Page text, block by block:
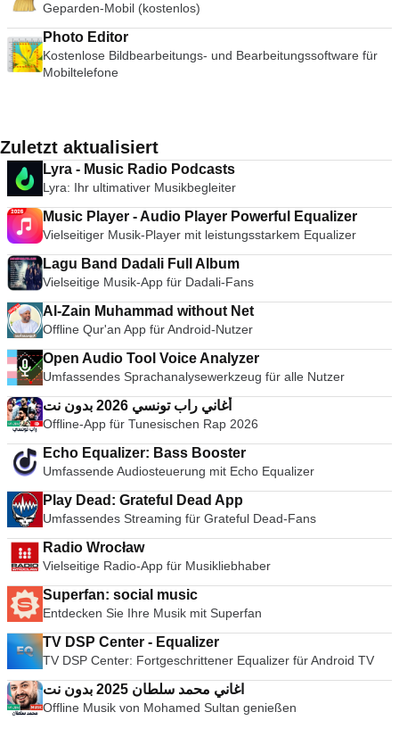
Geparden-Mobil (kostenlos)
Photo Editor
Kostenlose Bildbearbeitungs- und Bearbeitungssoftware für
Mobiltelefone
Zuletzt aktualisiert
Lyra - Music Radio Podcasts
Lyra: Ihr ultimativer Musikbegleiter
Music Player - Audio Player Powerful Equalizer
Vielseitiger Musik-Player mit leistungsstarkem Equalizer
Lagu Band Dadali Full Album
Vielseitige Musik-App für Dadali-Fans
Al-Zain Muhammad without Net
Offline Qur'an App für Android-Nutzer
Open Audio Tool Voice Analyzer
Umfassendes Sprachanalysewerkzeug für alle Nutzer
أغاني راب تونسي 2026 بدون نت
Offline-App für Tunesischen Rap 2026
Echo Equalizer: Bass Booster
Umfassende Audiosteuerung mit Echo Equalizer
Play Dead: Grateful Dead App
Umfassendes Streaming für Grateful Dead-Fans
Radio Wrocław
Vielseitige Radio-App für Musikliebhaber
Superfan: social music
Entdecken Sie Ihre Musik mit Superfan
TV DSP Center - Equalizer
TV DSP Center: Fortgeschrittener Equalizer für Android TV
اغاني محمد سلطان 2025 بدون نت
Offline Musik von Mohamed Sultan genießen